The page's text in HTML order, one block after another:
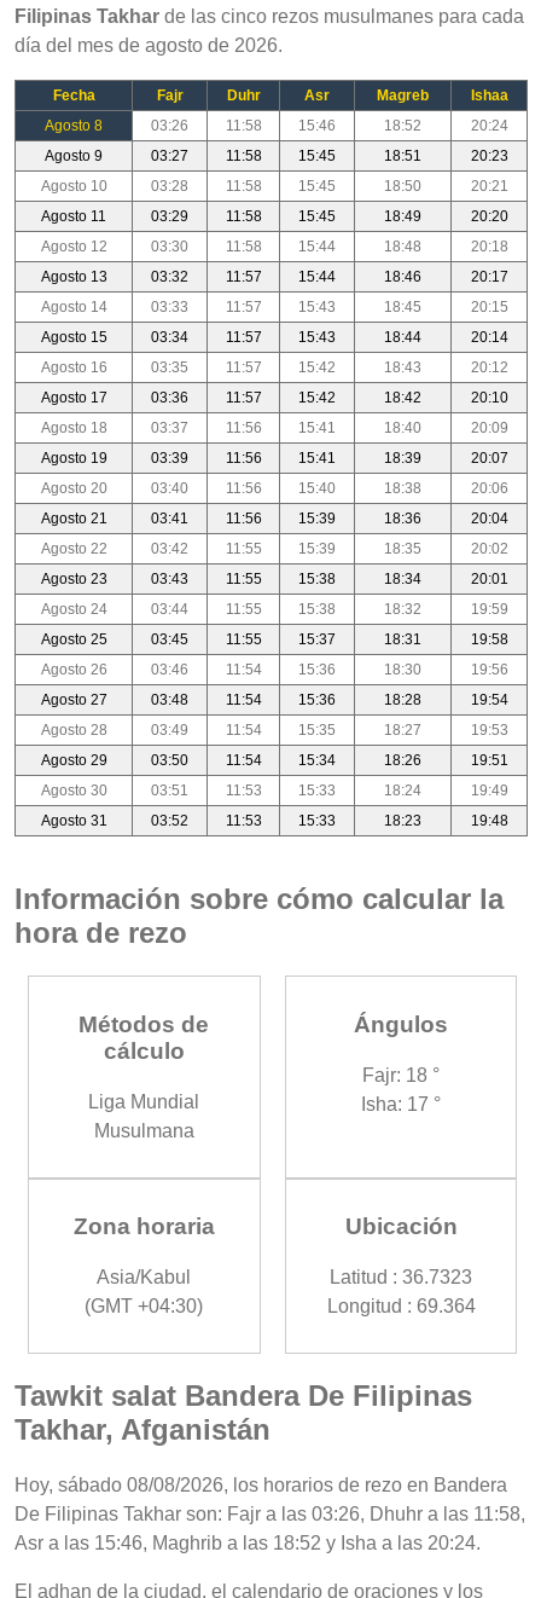
Filipinas Takhar de las cinco rezos musulmanes para cada
día del mes de agosto de 2026.
Fecha Fajr Duhr Asr Magreb
Ishaa
Agosto 8
03:26 11:58 15:46 18:52
20:24
Agosto 9
03:27 11:58 15:45 18:51
20:23
Agosto 10
03:28 11:58 15:45 18:50
20:21
Agosto 11
03:29 11:58 15:45 18:49
20:20
Agosto 12
03:30 11:58 15:44 18:48
20:18
Agosto 13
03:32 11:57 15:44 18:46
20:17
Agosto 14
03:33 11:57 15:43 18:45
20:15
Agosto 15
03:34 11:57 15:43 18:44
20:14
Agosto 16
03:35 11:57 15:42 18:43
20:12
Agosto 17
03:36 11:57 15:42 18:42
20:10
Agosto 18
03:37 11:56 15:41 18:40
20:09
Agosto 19
03:39 11:56 15:41 18:39
20:07
Agosto 20
03:40 11:56 15:40 18:38
20:06
Agosto 21
03:41 11:56 15:39 18:36
20:04
Agosto 22
03:42 11:55 15:39 18:35
20:02
Agosto 23
03:43 11:55 15:38 18:34
20:01
Agosto 24
03:44 11:55 15:38 18:32
19:59
Agosto 25
03:45 11:55 15:37 18:31
19:58
Agosto 26
03:46 11:54 15:36 18:30
19:56
Agosto 27
03:48 11:54 15:36 18:28
19:54
Agosto 28
03:49 11:54 15:35 18:27
19:53
Agosto 29
03:50 11:54 15:34 18:26
19:51
Agosto 30
03:51 11:53 15:33 18:24
19:49
Agosto 31
03:52 11:53 15:33 18:23 19:48
Información sobre cómo calcular la
hora de rezo
Métodos de
cálculo
Liga Mundial
Musulmana
Ángulos
Fajr: 18 °
Isha: 17 °
Zona horaria
Asia/Kabul
(GMT +04:30)
Ubicación
Latitud : 36.7323
Longitud : 69.364
Tawkit salat Bandera De Filipinas
Takhar, Afganistán
Hoy, sábado 08/08/2026, los horarios de rezo en Bandera
De Filipinas Takhar son: Fajr a las 03:26, Dhuhr a las 11:58,
Asr a las 15:46, Maghrib a las 18:52 y Isha a las 20:24.
El adhan de la ciudad, el calendario de oraciones y los